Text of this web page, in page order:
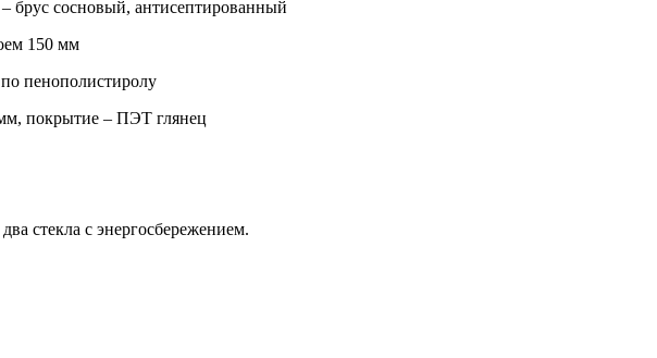
брус сосновый, антисептированный
150 мм
пенополистиролу
покрытие – ПЭТ глянец
стекла с энергосбережением.